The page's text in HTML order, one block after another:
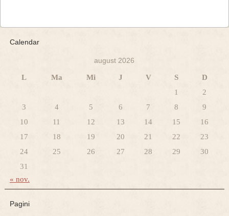
Calendar
august 2026
L Ma Mi J V S
D
1
2
3
4 5 6 7 8
9
10
11 12 13 14 15
16
17
18 19 20 21 22
23
24
25 26 27 28 29
30
31
« nov.
Pagini